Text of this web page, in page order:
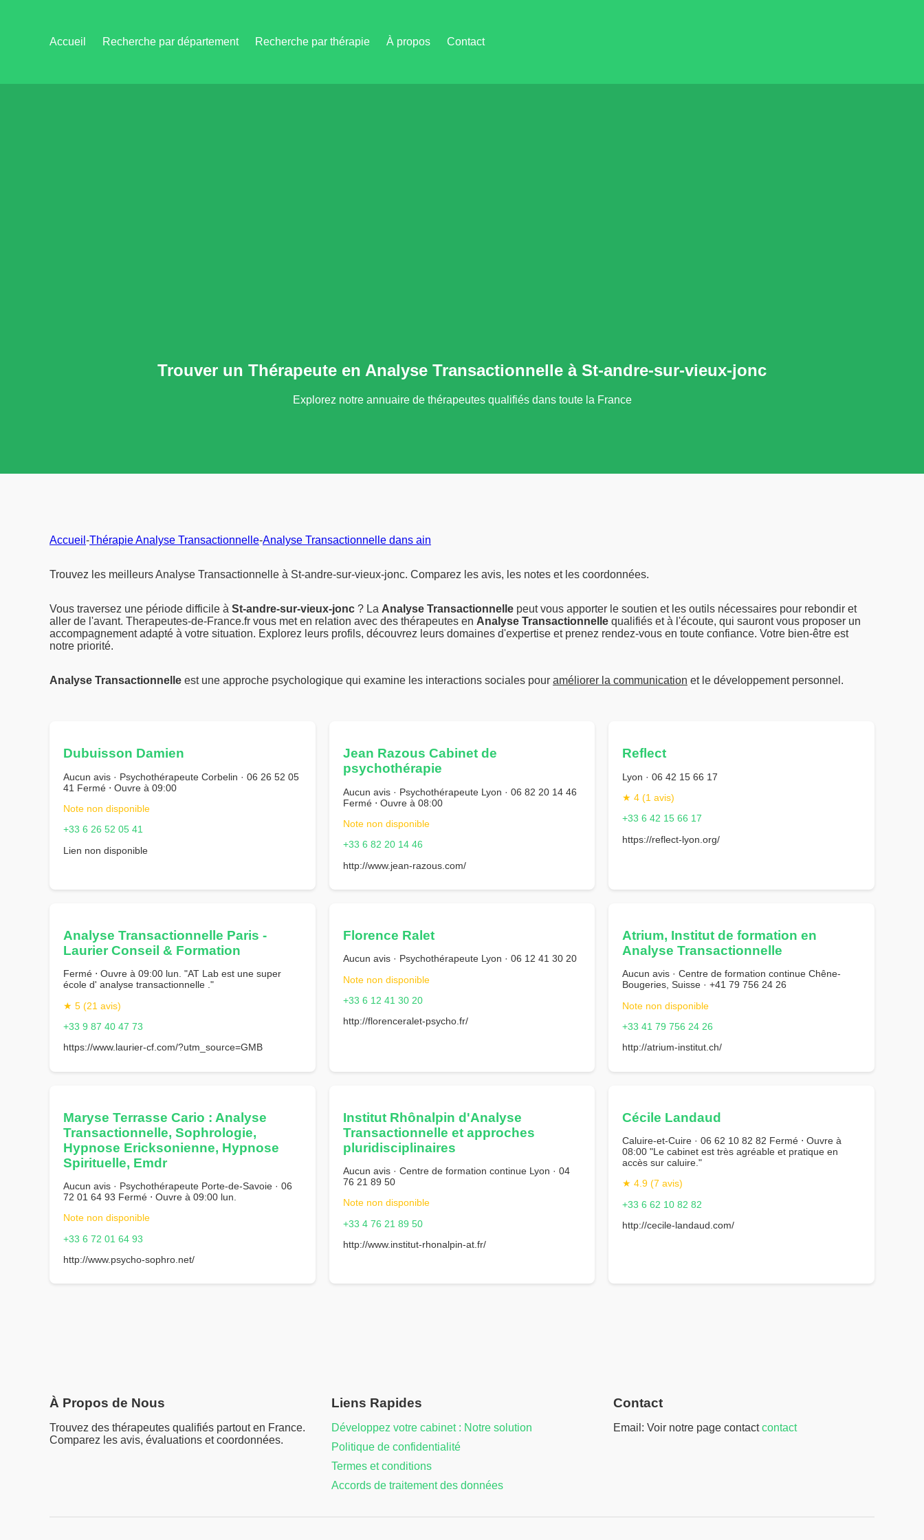
Accueil Recherche par département Recherche par thérapie À propos Contact
Trouver un Thérapeute en Analyse Transactionnelle à St-andre-sur-vieux-jonc
Explorez notre annuaire de thérapeutes qualifiés dans toute la France
Accueil -Thérapie Analyse Transactionnelle-Analyse Transactionnelle dans ain
Trouvez les meilleurs Analyse Transactionnelle à St-andre-sur-vieux-jonc. Comparez les avis, les notes et les coordonnées.
Vous traversez une période difficile à St-andre-sur-vieux-jonc ? La Analyse Transactionnelle peut vous apporter le soutien et les outils nécessaires pour rebondir et
aller de l'avant. Therapeutes-de-France.fr vous met en relation avec des thérapeutes en Analyse Transactionnelle qualifiés et à l'écoute, qui sauront vous proposer un
accompagnement adapté à votre situation. Explorez leurs profils, découvrez leurs domaines d'expertise et prenez rendez-vous en toute confiance. Votre bien-être est
notre priorité.
Analyse Transactionnelle est une approche psychologique qui examine les interactions sociales pour améliorer la communication et le développement personnel.
Dubuisson Damien
Aucun avis · Psychothérapeute Corbelin · 06 26 52 05
41 Fermé ⋅ Ouvre à 09:00
Note non disponible
+33 6 26 52 05 41
Lien non disponible
Jean Razous Cabinet de
psychothérapie
Aucun avis · Psychothérapeute Lyon · 06 82 20 14 46
Fermé ⋅ Ouvre à 08:00
Note non disponible
+33 6 82 20 14 46
http://www.jean-razous.com/
Reflect
Lyon · 06 42 15 66 17
★ 4 (1 avis)
+33 6 42 15 66 17
https://reflect-lyon.org/
Analyse Transactionnelle Paris -
Laurier Conseil & Formation
Fermé ⋅ Ouvre à 09:00 lun. "AT Lab est une super
école d' analyse transactionnelle ."
★ 5 (21 avis)
+33 9 87 40 47 73
https://www.laurier-cf.com/?utm_source=GMB
Florence Ralet
Aucun avis · Psychothérapeute Lyon · 06 12 41 30 20
Note non disponible
+33 6 12 41 30 20
http://florenceralet-psycho.fr/
Atrium, Institut de formation en
Analyse Transactionnelle
Aucun avis · Centre de formation continue Chêne-
Bougeries, Suisse · +41 79 756 24 26
Note non disponible
+33 41 79 756 24 26
http://atrium-institut.ch/
Maryse Terrasse Cario : Analyse
Transactionnelle, Sophrologie,
Hypnose Ericksonienne, Hypnose
Spirituelle, Emdr
Aucun avis · Psychothérapeute Porte-de-Savoie · 06
72 01 64 93 Fermé ⋅ Ouvre à 09:00 lun.
Note non disponible
+33 6 72 01 64 93
http://www.psycho-sophro.net/
Institut Rhônalpin d'Analyse
Transactionnelle et approches
pluridisciplinaires
Aucun avis · Centre de formation continue Lyon · 04
76 21 89 50
Note non disponible
+33 4 76 21 89 50
http://www.institut-rhonalpin-at.fr/
Cécile Landaud
Caluire-et-Cuire · 06 62 10 82 82 Fermé ⋅ Ouvre à
08:00 "Le cabinet est très agréable et pratique en
accès sur caluire."
★ 4.9 (7 avis)
+33 6 62 10 82 82
http://cecile-landaud.com/
À Propos de Nous
Trouvez des thérapeutes qualifiés partout en France.
Comparez les avis, évaluations et coordonnées.
Liens Rapides
Développez votre cabinet : Notre solution
Politique de confidentialité
Termes et conditions
Accords de traitement des données
Contact
Email: Voir notre page contactcontact